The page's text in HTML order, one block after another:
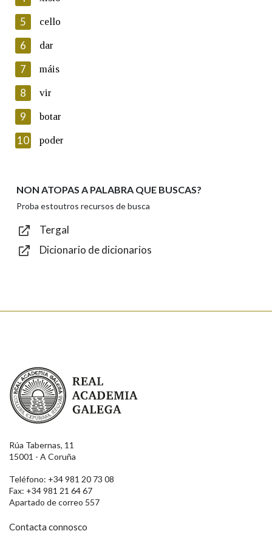
Lin e acepto as condicións da política de
Introduce o código que aparece na imaxe:
Texto de verificación
Enviar
5 cello
6 dar
7 máis
8 vir
9 botar
10 poder
NON ATOPAS A PALABRA QUE BUSCAS?
Proba estoutros recursos de busca
Tergal
Dicionario de dicionarios
Real Academia Galega
Rúa Tabernas, 11
15001 - A Coruña
Teléfono: +34 981 20 73 08
Fax: +34 981 21 64 67
Apartado de correo 557
Contacta connosco